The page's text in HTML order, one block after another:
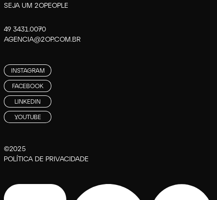
SEJA UM 2OPEOPLE
49 3431.0070
AGENCIA@2OP.COM.BR
INSTAGRAM
FACEBOOK
LINKEDIN
YOUTUBE
©2025
POLÍTICA DE PRIVACIDADE